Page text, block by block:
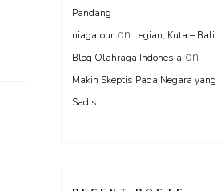
Pandang
niagatour on Legian, Kuta – Bali
Blog Olahraga Indonesia on
Makin Skeptis Pada Negara yang
Sadis